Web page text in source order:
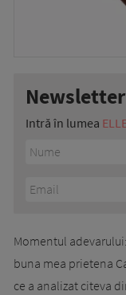
Intră în lumea
Momentul
buna mea prietena
ce a analizat citeva